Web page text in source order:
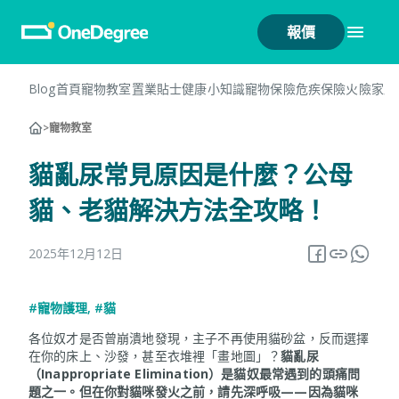
報價
Blog首頁寵物教室置業貼士健康小知識寵物保險危疾保險火險家
>寵物教室
貓亂尿常見原因是什麼？公母
貓、老貓解決方法全攻略！
2025年12月12日
#寵物護理, #貓
各位奴才是否曾崩潰地發現，主子不再使用貓砂盆，反而選擇
在你的床上、沙發，甚至衣堆裡「畫地圖」？貓亂尿
（Inappropriate Elimination）是貓奴最常遇到的頭痛問
題之一。但在你對貓咪發火之前，請先深呼吸——因為貓咪